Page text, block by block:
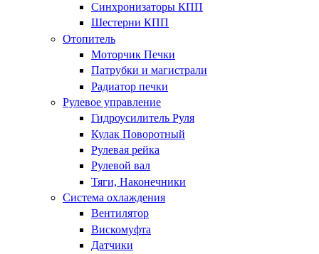
Синхронизаторы КПП
Шестерни КПП
Отопитель
Моторчик Печки
Патрубки и магистрали
Радиатор печки
Рулевое управление
Гидроусилитель Руля
Кулак Поворотный
Рулевая рейка
Рулевой вал
Тяги, Наконечники
Система охлаждения
Вентилятор
Вискомуфта
Датчики